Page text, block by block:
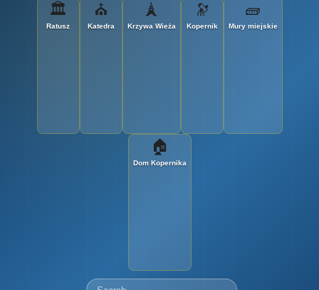
🏛
Ratusz
⛪
Katedra
🗼
Krzywa Wieża
🔭
Kopernik
🧱
Mury miejskie
🏠
Dom Kopernika
Szukaj